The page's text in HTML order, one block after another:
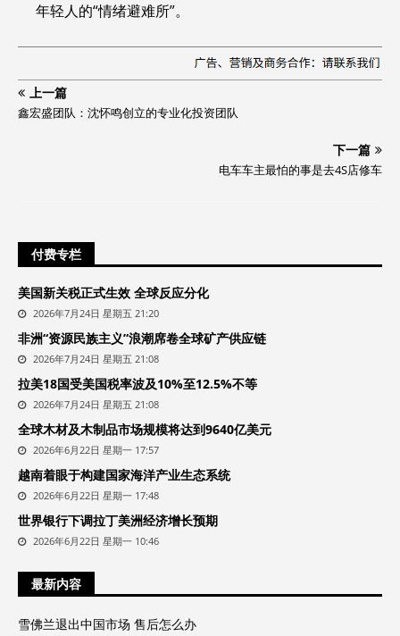
年轻人的“情绪避难所”。
上一篇
鑫宏盛团队：沈怀鸣创立的专业化投资团队
下一篇
电车车主最怕的事是去4S店修车
付费专栏
美国新关税正式生效 全球反应分化
2026年7月24日 星期五 21:20
非洲“资源民族主义”浪潮席卷全球矿产供应链
2026年7月24日 星期五 21:08
拉美18国受美国税率波及10%至12.5%不等
2026年7月24日 星期五 21:08
全球木材及木制品市场规模将达到9640亿美元
2026年6月22日 星期一 17:57
越南着眼于构建国家海洋产业生态系统
2026年6月22日 星期一 17:48
世界银行下调拉丁美洲经济增长预期
2026年6月22日 星期一 10:46
最新内容
雪佛兰退出中国市场 售后怎么办